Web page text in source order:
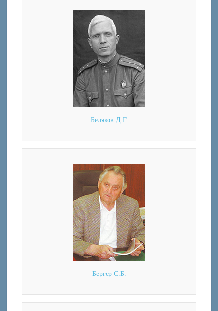
Беляков Д.Г.
Бергер С.Б.